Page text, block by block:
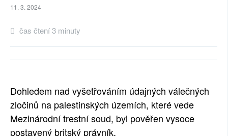
PLNÁ VERZE STRÁNEK
11. 3. 2024
čas čtení 3 minuty
Dohledem nad vyšetřováním údajných válečných
zločinů na palestinských územích, které vede
Mezinárodní trestní soud, byl pověřen vysoce
postavený britský právník.